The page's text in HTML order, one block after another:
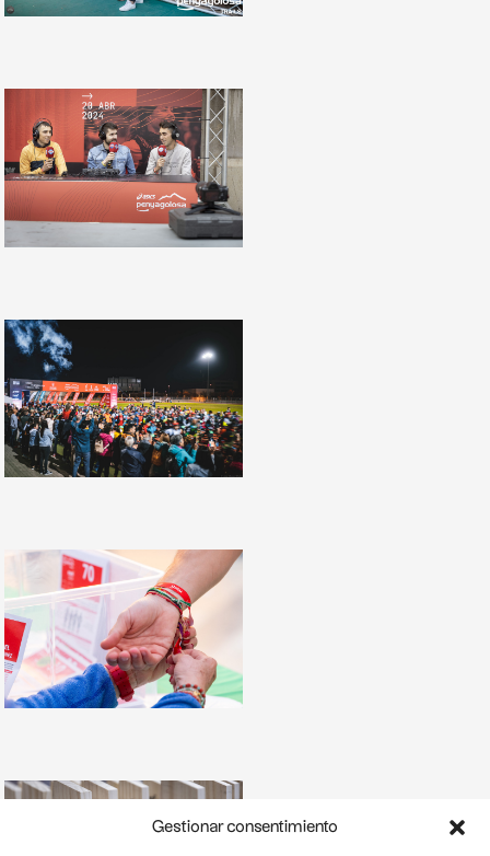
Gestionar consentimiento